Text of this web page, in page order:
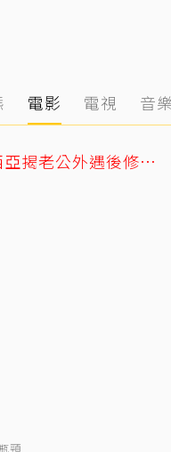
電影 電視 音樂
「明明牽著手，身體卻是僵硬的」 欣西亞揭老公外遇後修復真相
頸